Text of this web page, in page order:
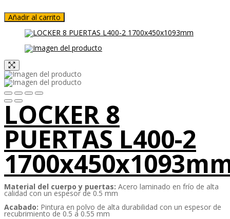
Añadir al carrito
LOCKER 8
PUERTAS L400-2
Material del cuerpo y puertas: Acero laminado en frío de alta
calidad con un espesor de 0.5 mm
Acabado: Pintura en polvo de alta durabilidad con un espesor de
recubrimiento de 0.5 a 0.55 mm